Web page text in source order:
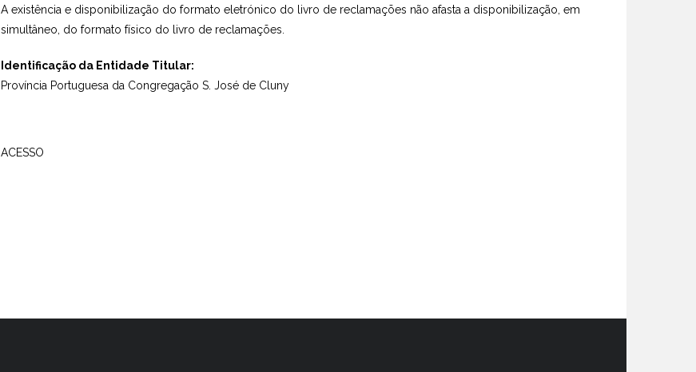
A existência e disponibilização do formato eletrónico do livro de reclamações não afasta a disponibilização, em
simultâneo, do formato físico do livro de reclamações.
Identificação da Entidade Titular:
Província Portuguesa da Congregação S. José de Cluny
ACESSO